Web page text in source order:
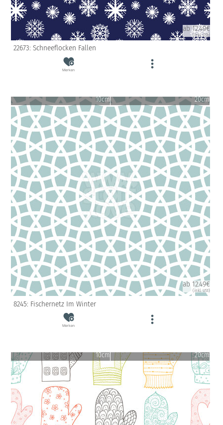
ab 12.49€
(inkl. USt)
22673: Schneeflocken Fallen
Merken
10cm 20cm
ab 12.49€
(inkl. USt)
8245: Fischernetz Im Winter
Merken
10cm 20cm